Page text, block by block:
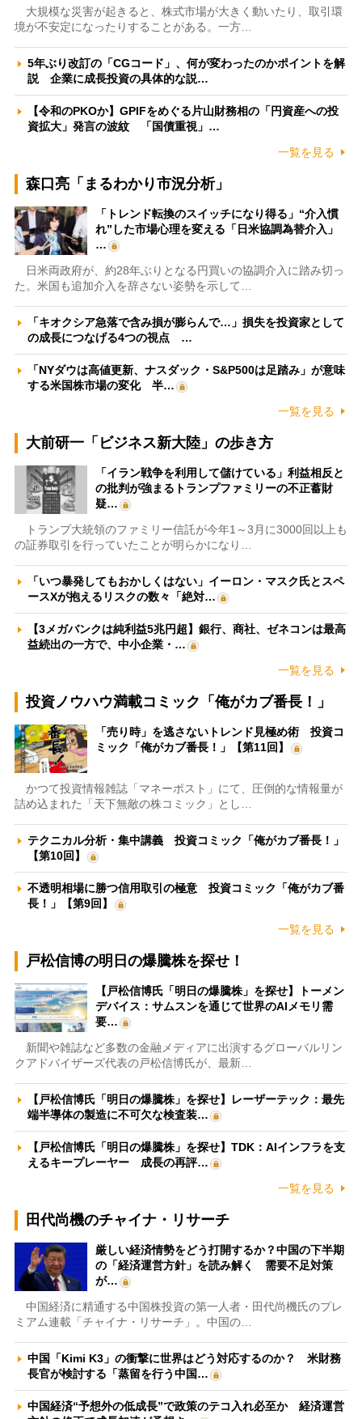
大規模な災害が起きると、株式市場が大きく動いたり、取引環
境が不安定になったりすることがある。一方…
5年ぶり改訂の「CGコード」、何が変わったのかポイントを解
説 企業に成長投資の具体的な説…
【令和のPKOか】GPIFをめぐる片山財務相の「円資産への投
資拡大」発言の波紋 「国債重視」…
一覧を見る
森口亮「まるわかり市況分析」
「トレンド転換のスイッチになり得る」“介入慣
れ”した市場心理を変える「日米協調為替介入」
…
日米両政府が、約28年ぶりとなる円買いの協調介入に踏み切っ
た。米国も追加介入を辞さない姿勢を示して…
「キオクシア急落で含み損が膨らんで…」損失を投資家として
の成長につなげる4つの視点 …
「NYダウは高値更新、ナスダック・S&P500は足踏み」が意味
する米国株市場の変化 半…
一覧を見る
大前研一「ビジネス新大陸」の歩き方
「イラン戦争を利用して儲けている」利益相反と
の批判が強まるトランプファミリーの不正蓄財
疑…
トランプ大統領のファミリー信託が今年1～3月に3000回以上も
の証券取引を行っていたことが明らかになり…
「いつ暴発してもおかしくはない」イーロン・マスク氏とスペ
ースXが抱えるリスクの数々「絶対…
【3メガバンクは純利益5兆円超】銀行、商社、ゼネコンは最高
益続出の一方で、中小企業・…
一覧を見る
投資ノウハウ満載コミック「俺がカブ番長！」
「売り時」を逃さないトレンド見極め術 投資コ
ミック「俺がカブ番長！」【第11回】
かつて投資情報雑誌「マネーポスト」にて、圧倒的な情報量が
詰め込まれた「天下無敵の株コミック」とし…
テクニカル分析・集中講義 投資コミック「俺がカブ番長！」
【第10回】
不透明相場に勝つ信用取引の極意 投資コミック「俺がカブ番
長！」【第9回】
一覧を見る
戸松信博の明日の爆騰株を探せ！
【戸松信博氏「明日の爆騰株」を探せ】トーメン
デバイス：サムスンを通じて世界のAIメモリ需
要…
新聞や雑誌など多数の金融メディアに出演するグローバルリン
クアドバイザーズ代表の戸松信博氏が、最新…
【戸松信博氏「明日の爆騰株」を探せ】レーザーテック：最先
端半導体の製造に不可欠な検査装…
【戸松信博氏「明日の爆騰株」を探せ】TDK：AIインフラを支
えるキープレーヤー 成長の再評…
一覧を見る
田代尚機のチャイナ・リサーチ
厳しい経済情勢をどう打開するか？中国の下半期
の「経済運営方針」を読み解く 需要不足対策
が…
中国経済に精通する中国株投資の第一人者・田代尚機氏のプレ
ミアム連載「チャイナ・リサーチ」。中国の…
中国「Kimi K3」の衝撃に世界はどう対応するのか？ 米財務
長官が検討する「蒸留を行う中国…
中国経済“予想外の低成長”で政策のテコ入れ必至か 経済運営